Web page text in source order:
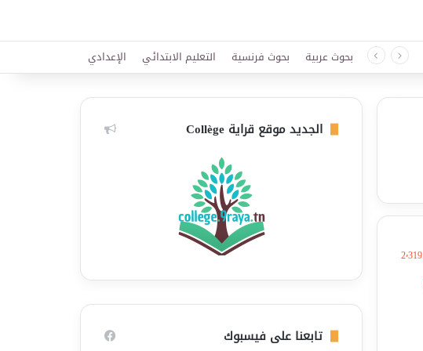
بحوث عربية بحوث فرنسية التعليم الابتدائي الإعدادي
2٬319
الجديد موقع قراية Collège
تابعنا على فيسبوك